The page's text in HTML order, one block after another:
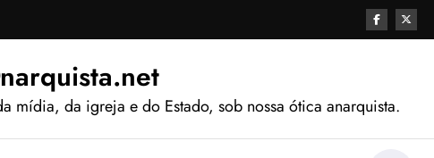
mídia, da igreja e do Estado, sob nossa ótica anarquista.